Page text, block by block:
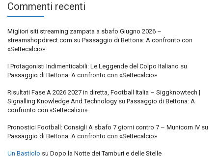
Commenti recenti
Migliori siti streaming zampata a sbafo Giugno 2026 –
streamshopdirect.com su Passaggio di Bettona: A confronto con
«Settecalcio»
I Protagonisti Indimenticabili: Le Leggende del Colpo Italiano su
Passaggio di Bettona: A confronto con «Settecalcio»
Risultati Fase A 2026 2027 in diretta, Football Italia – Siggknowtech |
Signalling Knowledge And Technology su Passaggio di Bettona: A
confronto con «Settecalcio»
Pronostici Football: Consigli A sbafo 7 giorni contro 7 – Municorn IV su
Passaggio di Bettona: A confronto con «Settecalcio»
Un Bastiolo su Dopo la Notte dei Tamburi e delle Stelle